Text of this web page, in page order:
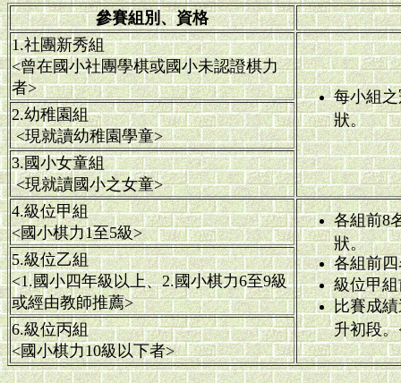
參賽組別、資格
1.社團新秀組
<曾在國小社團學棋或國小未認證棋力
者>
每小組
狀。
2.幼稚園組
<現就讀幼稚園學童>
3.國小女童組
<現就讀國小之女童>
4.級位甲組
<國小棋力1至5級>
各組前8
狀。
各組前
級位甲
比賽成
升初段
5.級位乙組
<1.國小四年級以上、2.國小棋力6至9級
或經由教師推薦>
6.級位丙組
<國小棋力10級以下者>